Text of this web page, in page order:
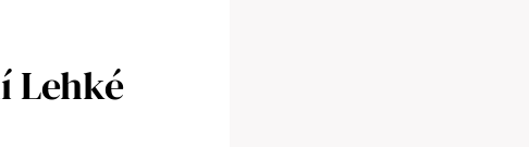
Lehké